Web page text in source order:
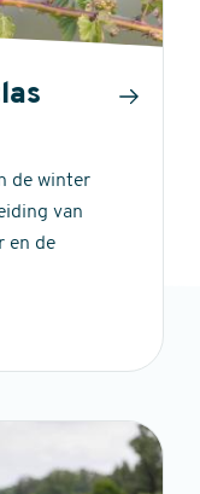
de winter
van
en de